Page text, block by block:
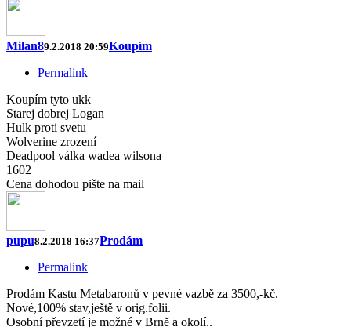
Milan89.2.2018 20:59Koupím
Permalink
Koupím tyto ukk
Starej dobrej Logan
Hulk proti svetu
Wolverine zrození
Deadpool válka wadea wilsona
1602
Cena dohodou pište na mail
pupu8.2.2018 16:37Prodám
Permalink
Prodám Kastu Metabaronů v pevné vazbě za 3500,-kč.
Nové,100% stav,ještě v orig.folii.
Osobní převzetí je možné v Brně a okolí..